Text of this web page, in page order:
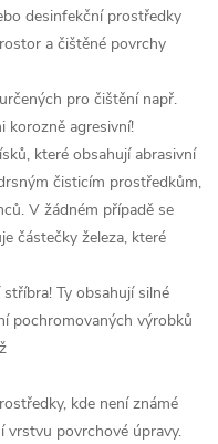
desinfekční prostředky
a čištěné povrchy
pro čištění např.
korozně agresivní!
které obsahují abrasivní
čisticím prostředkům,
V žádném případě se
částečky železa, které
Ty obsahují silné
pochromovaných výrobků
kde není známé
vrstvu povrchové úpravy.